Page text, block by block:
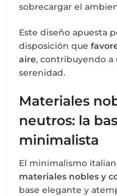
sobrecargar el
Este diseño apuesta
disposición que
aire, contribuyendo a
serenidad.
Materiales
neutros: la
minimalista
El minimalismo
materiales nobles y
base elegante y